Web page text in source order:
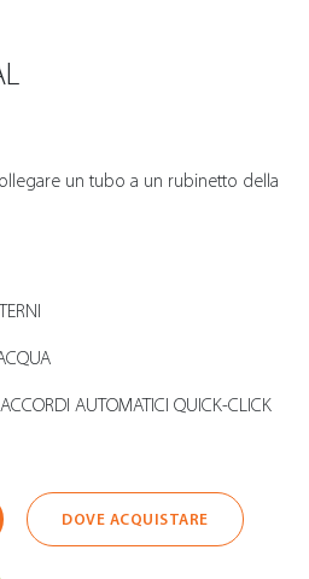
un tubo a un rubinetto della
AUTOMATICI QUICK-CLICK
DOVE ACQUISTARE